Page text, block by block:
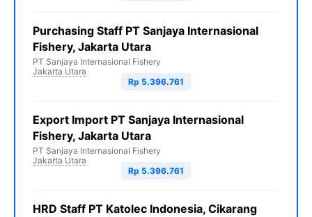
Purchasing Staff PT Sanjaya Internasional
Fishery, Jakarta Utara
PT Sanjaya Internasional Fishery
Jakarta Utara
Rp 5.396.761
Export Import PT Sanjaya Internasional
Fishery, Jakarta Utara
PT Sanjaya Internasional Fishery
Jakarta Utara
Rp 5.396.761
HRD Staff PT Katolec Indonesia, Cikarang